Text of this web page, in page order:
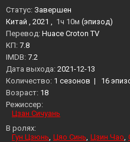
Статус: Завершен
Китай , 2021 , 1ч 10м (эпизод)
Перевод: Huace Croton TV
KП: 7.8
IMDB: 7.2
Дата выхода: 2021-12-13
Количество: 1 сезонов | 16
Возраст: 18
Режиссер:
Цзан Сичуань
В ролях:
Гун Цзюнь Цяо Синь Цзин Чао